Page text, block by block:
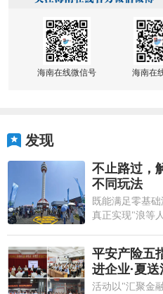
海南在线微信号 海南在
发现
不止路过，
不同玩法
既能满足零基
真正实现"浪等
平安产险五
进企业·夏
活动以"汇聚金